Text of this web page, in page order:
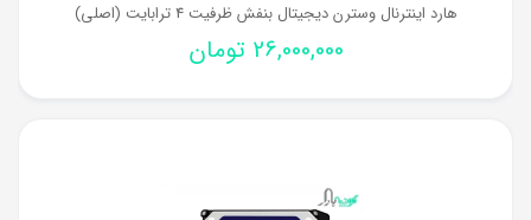
هارد اینترنال وسترن دیجیتال بنفش ظرفیت 4 ترابایت (اصلی)
26,000,000 تومان